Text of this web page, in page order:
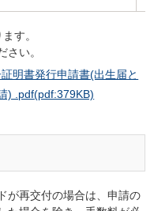
す。
い。
明書発行申請書(出生届と
) .pdf(pdf:379KB)
が再交付の場合は、申請の